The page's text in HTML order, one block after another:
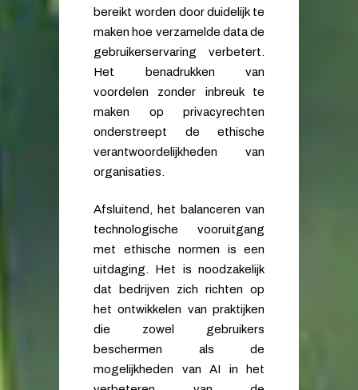
bereikt worden door duidelijk te
maken hoe verzamelde data de
gebruikerservaring verbetert.
Het benadrukken van
voordelen zonder inbreuk te
maken op privacyrechten
onderstreept de ethische
verantwoordelijkheden van
organisaties.
Afsluitend, het balanceren van
technologische vooruitgang
met ethische normen is een
uitdaging. Het is noodzakelijk
dat bedrijven zich richten op
het ontwikkelen van praktijken
die zowel gebruikers
beschermen als de
mogelijkheden van AI in het